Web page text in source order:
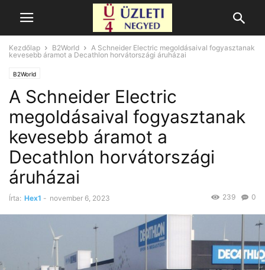
Kezdőlap B2World
A Schneider Electric megoldásaival fogyasztanak
kevesebb áramot a Decathlon horvátországi áruházai
B2World
A Schneider Electric
megoldásaival fogyasztanak
kevesebb áramot a
Decathlon horvátországi
áruházai
Írta: Hex1 - november 6, 2023 0
239